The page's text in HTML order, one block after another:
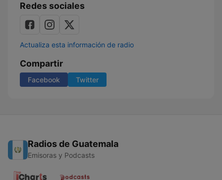
Redes sociales
Actualiza esta información de radio
Compartir
Facebook Twitter
Radios de Guatemala
Emisoras y Podcasts